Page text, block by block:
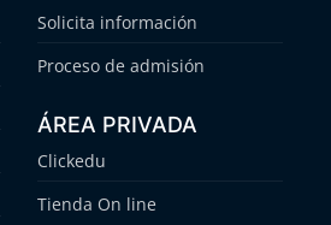
Solicita información
Proceso de admisión
ÁREA PRIVADA
Clickedu
Tienda On line